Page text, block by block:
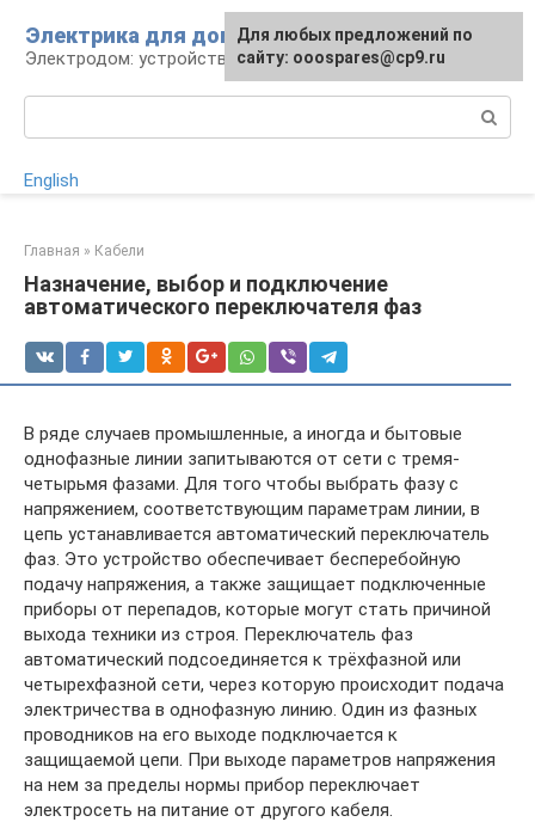
контенту
Электрика для дома
Электродом: устройства, кабели, ремонт
English
Главная » Кабели
Назначение, выбор и подключение
автоматического переключателя фаз
В ряде случаев промышленные, а иногда и бытовые
однофазные линии запитываются от сети с тремя-
четырьмя фазами. Для того чтобы выбрать фазу с
напряжением, соответствующим параметрам линии, в
цепь устанавливается автоматический переключатель
фаз. Это устройство обеспечивает бесперебойную
подачу напряжения, а также защищает подключенные
приборы от перепадов, которые могут стать причиной
выхода техники из строя. Переключатель фаз
автоматический подсоединяется к трёхфазной или
четырехфазной сети, через которую происходит подача
электричества в однофазную линию. Один из фазных
проводников на его выходе подключается к
защищаемой цепи. При выходе параметров напряжения
на нем за пределы нормы прибор переключает
электросеть на питание от другого кабеля.
Для любых предложений по
сайту: ooospares@cp9.ru